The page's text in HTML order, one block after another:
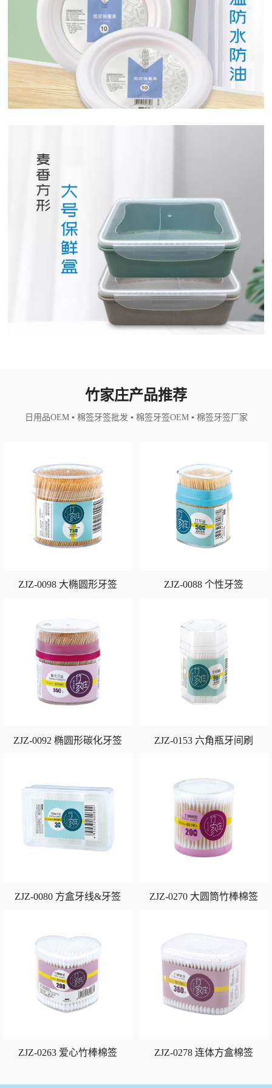
竹家庄产品推荐
日用品OEM ▪ 棉签牙签批发 ▪ 棉签牙签OEM ▪ 棉签牙签厂家
ZJZ-0098 大椭圆形牙签 ZJZ-0088 个性牙签
ZJZ-0092 椭圆形碳化牙签 ZJZ-0153 六角瓶牙间刷
ZJZ-0080 方盒牙线&牙签 ZJZ-0270 大圆筒竹棒棉签
ZJZ-0263 爱心竹棒棉签 ZJZ-0278 连体方盒棉签